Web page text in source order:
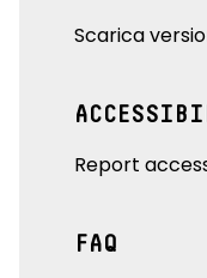
Scarica
Report
FAQ